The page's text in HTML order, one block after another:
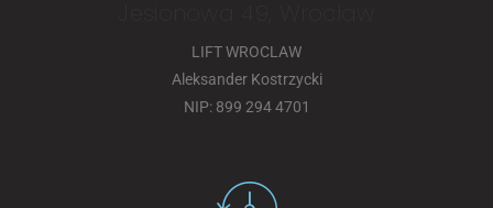
LIFT WROCLAW
Aleksander Kostrzycki
NIP: 899 294 4701